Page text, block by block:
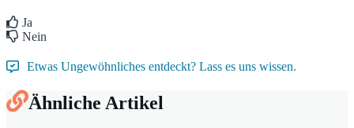
Ja
Nein
Etwas Ungewöhnliches entdeckt? Lass es uns wissen.
Ähnliche Artikel